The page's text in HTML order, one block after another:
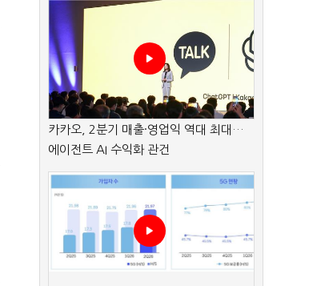
카카오, 2분기 매출·영업익 역대 최대…
에이전트 AI 수익화 관건